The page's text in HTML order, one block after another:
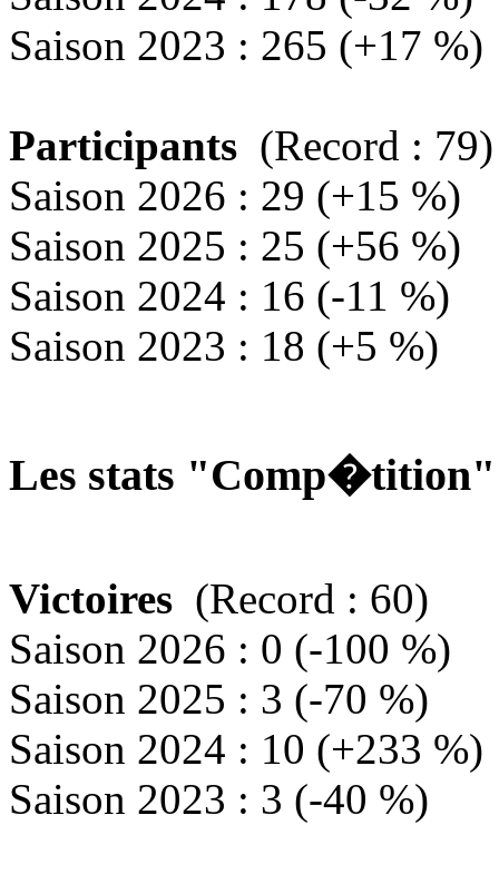
Saison 2023 : 265 (+17 %)
Participants (Record : 79)
Saison 2026 : 29 (+15 %)
Saison 2025 : 25 (+56 %)
Saison 2024 : 16 (-11 %)
Saison 2023 : 18 (+5 %)
Les stats
Victoires (Record : 60)
Saison 2026 : 0 (-100 %)
Saison 2025 : 3 (-70 %)
Saison 2024 : 10 (+233 %)
Saison 2023 : 3 (-40 %)